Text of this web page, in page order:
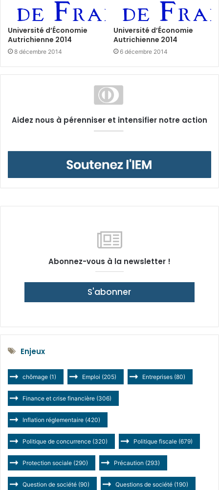
Université d’Économie
Autrichienne 2014
8 décembre 2014
Université d’Économie
Autrichienne 2014
6 décembre 2014
Aidez nous à pérenniser et intensifier notre action
Abonnez-vous à la newsletter !
S'abonner
Enjeux
chômage (1) Emploi (205) Entreprises (80)
Finance et crise financière (306)
Inflation réglementaire (420)
Politique de concurrence (320) Politique fiscale (679)
Protection sociale (290) Précaution (293)
Question de société (90) Questions de société (190)